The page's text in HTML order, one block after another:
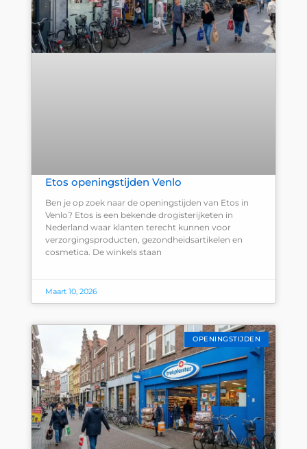
Etos openingstijden Venlo
Ben je op zoek naar de openingstijden van Etos in
Venlo? Etos is een bekende drogisterijketen in
Nederland waar klanten terecht kunnen voor
verzorgingsproducten, gezondheidsartikelen en
cosmetica. De winkels staan
Maart 10, 2026
OPENINGSTIJDEN